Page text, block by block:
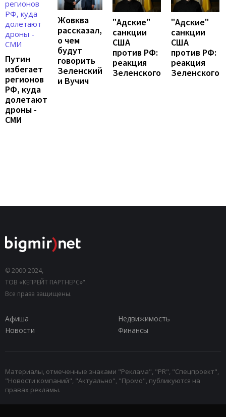
Путин
избегает
регионов
РФ, куда
долетают
дроны -
СМИ
Жовква
рассказал,
о чем
будут
говорить
Зеленский
и Вучич
"Адские"
санкции
США
против РФ:
реакция
Зеленского
"Адские"
санкции
США
против РФ:
реакция
Зеленского
© 2000-2024,
ТОВ «КЕПРЕЙТ ПАРТНЕРС»".
Все права защищены.
Афиша
Недвижимость
Новости
Финансы
Материалы, отмеченные знаками "Реклама", "PR", "Спецпроект",
"Новости компаний", "Актуально", "Промо", публикуются на
правах рекламы.